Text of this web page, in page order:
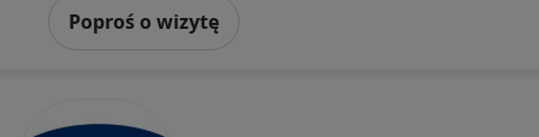
Poproś o wizytę